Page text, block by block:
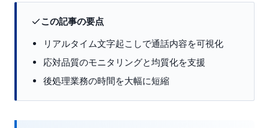
この記事の要点
リアルタイム文字起こしで通話内容を可視化
応対品質のモニタリングと均質化を支援
後処理業務の時間を大幅に短縮